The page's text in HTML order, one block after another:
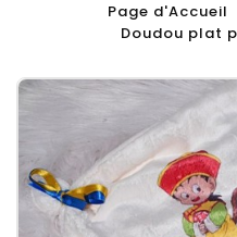
Page d'Accueil
Doudou plat